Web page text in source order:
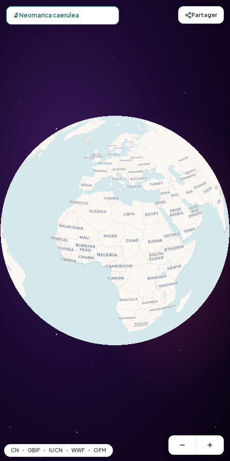
Carte d'observation du Neomarica caerulea (Neomarica
🔬Neomarica caerulea Partager
CN GBIF IUCN WWF OFM